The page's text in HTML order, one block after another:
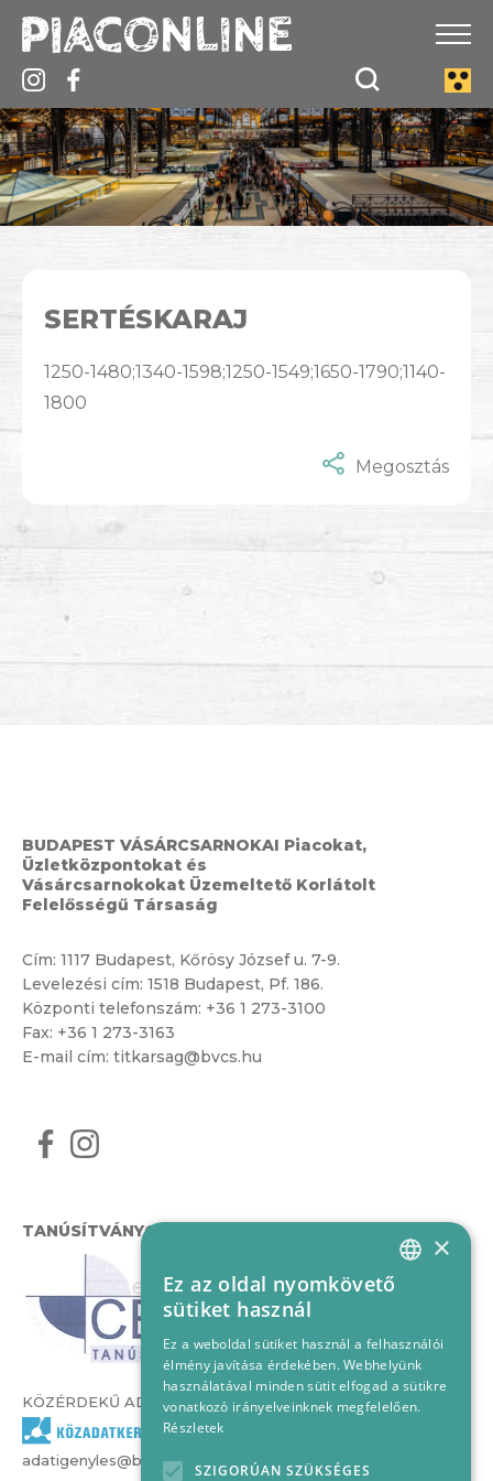
SERTÉSKARAJ
1250-1480;1340-1598;1250-1549;1650-1790;1140-
1800
Megosztás
BUDAPEST VÁSÁRCSARNOKAI Piacokat,
Üzletközpontokat és
Vásárcsarnokokat Üzemeltető Korlátolt
Felelősségű Társaság
Cím: 1117 Budapest, Kőrösy József u. 7-9.
Levelezési cím: 1518 Budapest, Pf. 186.
Központi telefonszám: +36 1 273-3100
Fax: +36 1 273-3163
E-mail cím: titkarsag@bvcs.hu
TANÚSÍTVÁNYOK
KÖZÉRDEKŰ ADATOK
adatigenyles@bvcs.hu
HUNGARIAN
×
Ez az oldal nyomkövető
sütiket használ
Ez a weboldal sütiket használ a felhasználói
élmény javítása érdekében. Webhelyünk
használatával minden sütit elfogad a sütikre
vonatkozó irányelveinknek megfelelően.
Részletek
SZIGORÚAN SZÜKSÉGES